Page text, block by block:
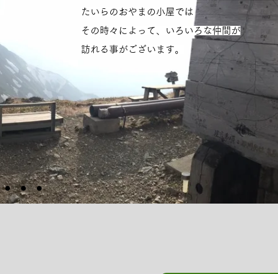
たいらのおやまの小屋では
その時々によって、いろいろな仲間 が
訪れる事がございます。